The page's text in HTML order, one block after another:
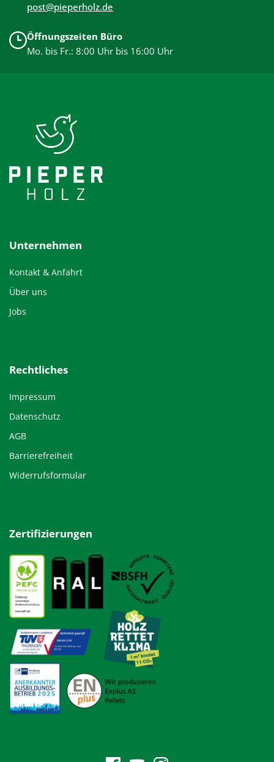
post@pieperholz.de
Öffnungszeiten Büro
Mo. bis Fr.: 8:00 Uhr bis 16:00 Uhr
Unternehmen
Kontakt & Anfahrt
Über uns
Jobs
Rechtliches
Impressum
Datenschutz
AGB
Barrierefreiheit
Widerrufsformular
Zertifizierungen